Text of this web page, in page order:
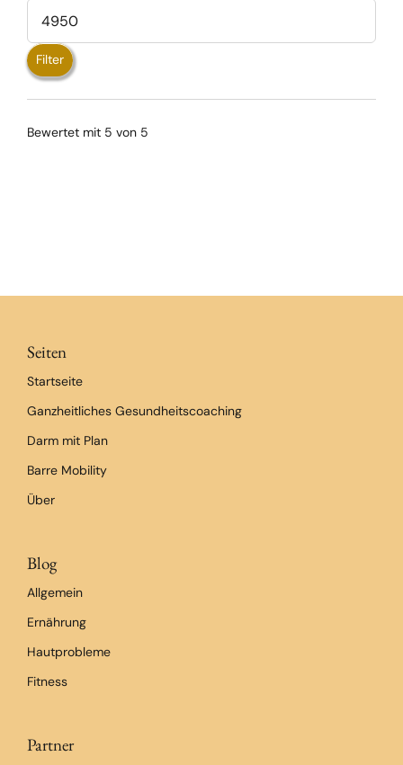
Max.
Preis
Filter
Bewertet mit 5 von 5
Seiten
Startseite
Ganzheitliches Gesundheitscoaching
Darm mit Plan
Barre Mobility
Über
Blog
Allgemein
Ernährung
Hautprobleme
Fitness
Partner